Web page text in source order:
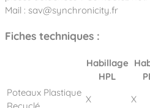
Mail : sav@synchronicity.fr
Fiches techniques :
Habillage
HPL
Poteaux Plastique
X X